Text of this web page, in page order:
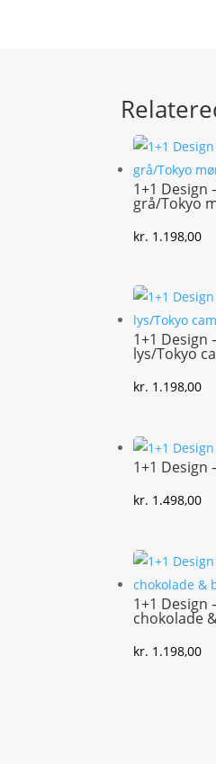
1+1 Design
grå/Tokyo
kr. 1.198,00
1+1 Design
lys/Tokyo
kr. 1.198,00
1+1 Design
kr. 1.498,00
1+1 Design
chokolade
kr. 1.198,00